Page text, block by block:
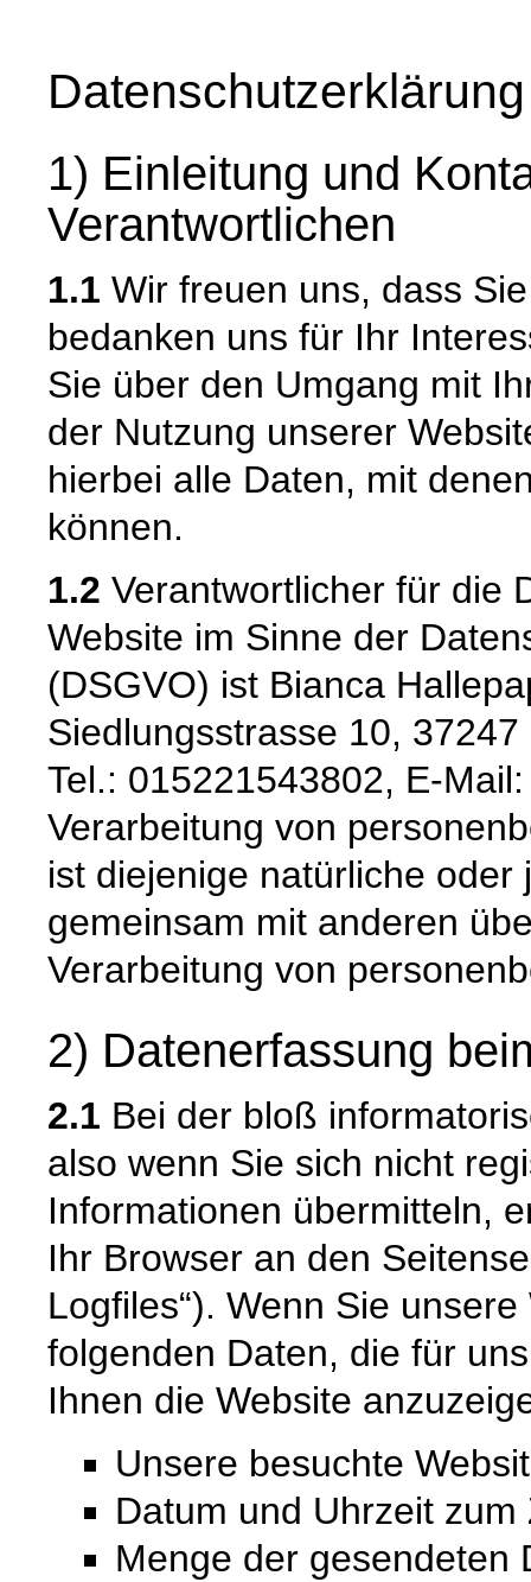
Datenschutzerklärung
1) Einleitung und
Verantwortlichen
1.1 Wir freuen uns, dass
bedanken uns für Ihr
Sie über den Umgang mit
der Nutzung unserer
hierbei alle Daten, mit
können.
1.2 Verantwortlicher für die
Website im Sinne der
(DSGVO) ist Bianca
Siedlungsstrasse 10,
Tel.: 015221543802, E-
Verarbeitung von
ist diejenige natürliche
gemeinsam mit anderen
Verarbeitung von
2) Datenerfassung
2.1 Bei der bloß
also wenn Sie sich nicht
Informationen übermitteln,
Ihr Browser an den
Logfiles“). Wenn Sie
folgenden Daten, die für
Ihnen die Website
Unsere besuchte
Datum und Uhrzeit
Menge der gesendeten